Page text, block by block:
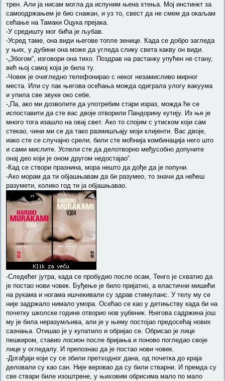
трен. Али ја нисам могла да испуним њена хтења. Мој инстинкт за
самоодржањем је био снажан, и уз то, свест да не смем да окаљам
сећање на Тамаки Оцука прејака.
-У средишту мог бића је љубав.
-Усред таме, она види његове топле зенице. Када се добро загледа
у њих, у дубини она може да угледа слику света какву он види.
-„Збогом“, изговори она тихо. Поздрав на растанку упућен не стану,
већ њој самој која је била ту.
-Човек је очигледно телефонирао с неког незамисливо мирног
места. Или су пак његова осећања можда одиграла улогу вакуума
и упила све звуке око себе.
-„Па, ако ми дозволите да употребим стари израз, можда ће се
испоставити да сте вас двоје отворили Пандорину кутију. Из ње је
много тога изашло на овај свет. Ако то спојим с утиском који сам
стекао, чини ми се да тако размишљају моји клијенти. Вас двоје,
иако сте се случајно срели, били сте моћнија комбинација него што
и сами мислите. Успели сте да делотворно међусобно допуните
онај део који је оном другом недостајао“.
-Кад се створи празнина, мора нешто да дође да је попуни.
-Ако морам да ти објашњавам да би разумео, то значи да нећеш
разумети, колико год ти ја објашњавао.
-Следећег јутра, када се пробудио после осам, Тенго је схватио да
је постао нови човек. Буђење је било пријатно, а еластични мишићи
на рукама и ногама ишчекивали су здрав стимуланс. У телу му се
није задржало нимало умора. Осећао се као у детињству када би на
почетку школске године отворио нов уџбеник. Његова садржина још
му је била неразумљива, али је у њему постојао предосећај нових
сазнања. Отишао је у купатило и обријао се. Обрисао је лице
пешкиром, ставио лосион после бријања и поново погледао своје
лице у огледалу. И препознао да је постао нови човек.
-Догађаји који су се збили претходног дана, од почетка до краја
деловали су као сан. Није веровао да су били стварни. И премда су
све ствари биле изоштрене, у њиховим обрисима мало по мало